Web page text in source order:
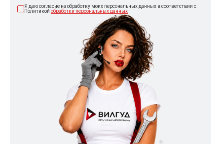
Я даю согласие на обработку моих персональных данных в соответствии с
Политикой обработки персональных данных